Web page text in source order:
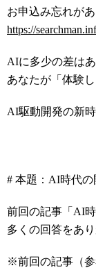
お申込み忘れが
https://
AIに多少の差はあ
あなたが「体験
AI駆動開発の新
# 本題：AI時代の
前回の記事「AI
多くの回答をあ
※前回の記事（参